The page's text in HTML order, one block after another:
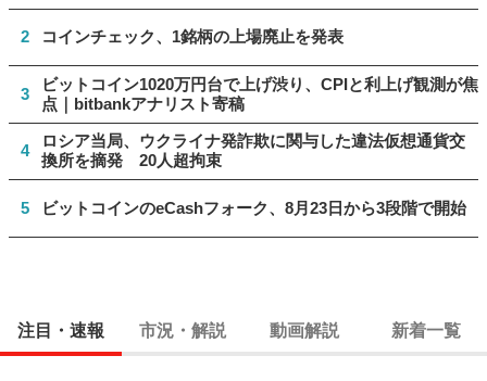
2 コインチェック、1銘柄の上場廃止を発表
3
ビットコイン1020万円台で上げ渋り、CPIと利上げ観測が焦
点｜bitbankアナリスト寄稿
4
ロシア当局、ウクライナ発詐欺に関与した違法仮想通貨交
換所を摘発 20人超拘束
5 ビットコインのeCashフォーク、8月23日から3段階で開始
注目・速報 市況・解説 動画解説 新着一覧